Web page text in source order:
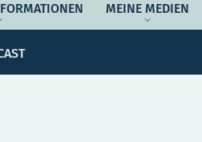
MEINE MEDIEN
Dossiers Previews
Änderungsmeldungen